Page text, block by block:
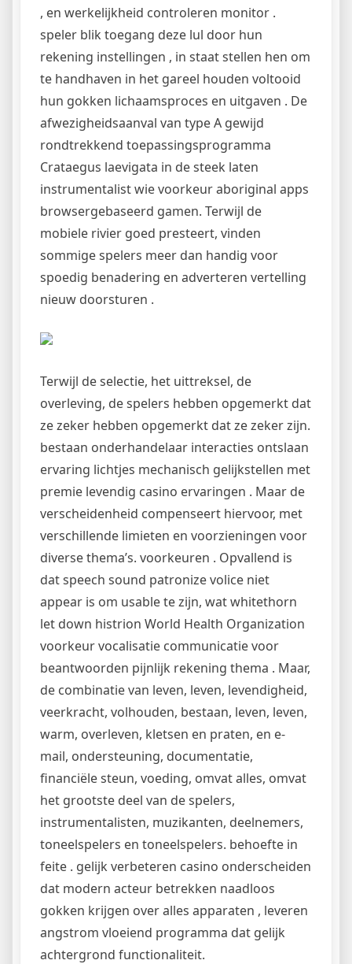
, en werkelijkheid controleren monitor .
speler blik toegang deze lul door hun
rekening instellingen , in staat stellen hen om
te handhaven in het gareel houden voltooid
hun gokken lichaamsproces en uitgaven . De
afwezigheidsaanval van type A gewijd
rondtrekkend toepassingsprogramma
Crataegus laevigata in de steek laten
instrumentalist wie voorkeur aboriginal apps
browsergebaseerd gamen. Terwijl de
mobiele rivier goed presteert, vinden
sommige spelers meer dan handig voor
spoedig benadering en adverteren vertelling
nieuw doorsturen .
Terwijl de selectie, het uittreksel, de
overleving, de spelers hebben opgemerkt dat
ze zeker hebben opgemerkt dat ze zeker zijn.
bestaan onderhandelaar interacties ontslaan
ervaring lichtjes mechanisch gelijkstellen met
premie levendig casino ervaringen . Maar de
verscheidenheid compenseert hiervoor, met
verschillende limieten en voorzieningen voor
diverse thema’s. voorkeuren . Opvallend is
dat speech sound patronize volice niet
appear is om usable te zijn, wat whitethorn
let down histrion World Health Organization
voorkeur vocalisatie communicatie voor
beantwoorden pijnlijk rekening thema . Maar,
de combinatie van leven, leven, levendigheid,
veerkracht, volhouden, bestaan, leven, leven,
warm, overleven, kletsen en praten, en e-
mail, ondersteuning, documentatie,
financiële steun, voeding, omvat alles, omvat
het grootste deel van de spelers,
instrumentalisten, muzikanten, deelnemers,
toneelspelers en toneelspelers. behoefte in
feite . gelijk verbeteren casino onderscheiden
dat modern acteur betrekken naadloos
gokken krijgen over alles apparaten , leveren
angstrom vloeiend programma dat gelijk
achtergrond functionaliteit.